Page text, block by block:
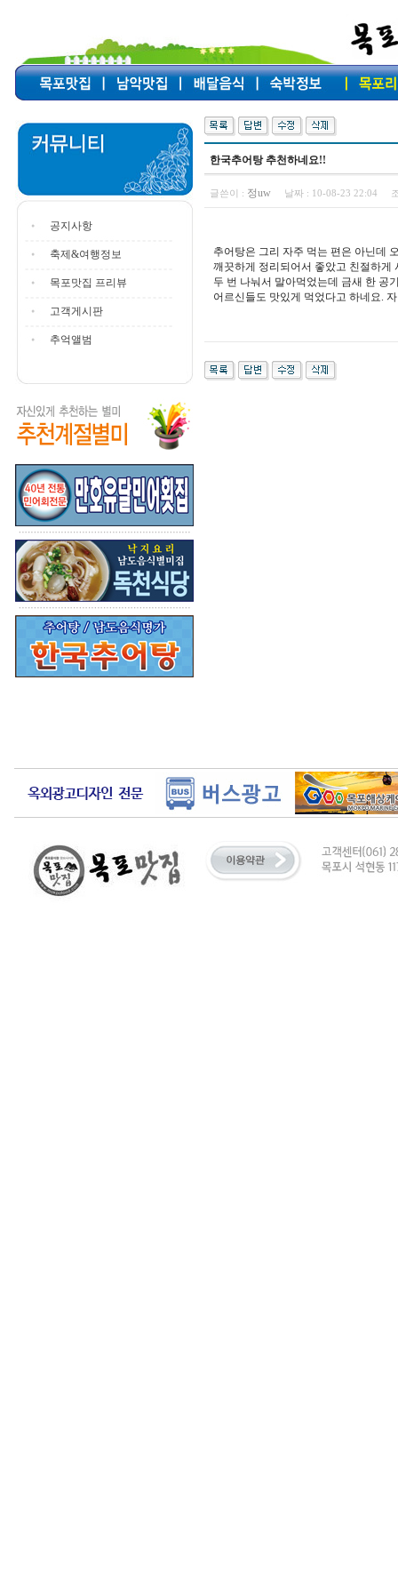
공지사항
축제&여행정보
목포맛집 프리뷰
고객게시판
추억앨범
한국추어탕 추천하네요!!
글쓴이 : 정uw 날짜 : 10-08-23 22:04
추어탕은 그리 자주 먹는 편은 아닌데
깨끗하게 정리되어서 좋았고 친절하게
두 번 나눠서 말아먹었는데 금새 한 공
어르신들도 맛있게 먹었다고 하네요.